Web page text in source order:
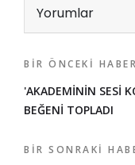
Yorumlar
BIR ÖNCEKI HABER
'AKADEMİNİN SESİ
BEĞENİ TOPLADI
BIR SONRAKI